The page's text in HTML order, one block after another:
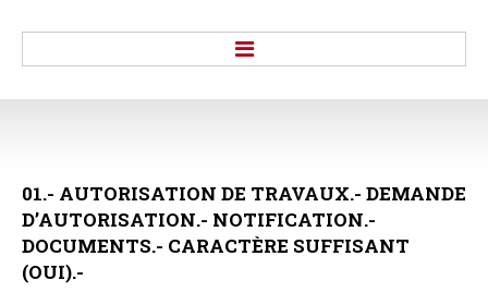
Au Parlement
Gestion et maintenance
Pratique de la copro.
Jurisprudence
01.- AUTORISATION DE TRAVAUX.- DEMANDE
D’AUTORISATION.- NOTIFICATION.-
DOCUMENTS.- CARACTÈRE SUFFISANT
(OUI).-